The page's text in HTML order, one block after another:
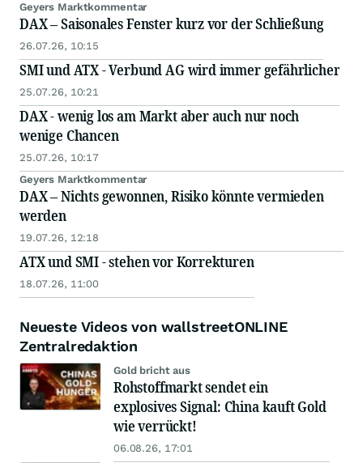
Geyers Marktkommentar
DAX – Saisonales Fenster kurz vor der Schließung
26.07.26, 10:15
SMI und ATX - Verbund AG wird immer gefährlicher
25.07.26, 10:21
DAX - wenig los am Markt aber auch nur noch
wenige Chancen
25.07.26, 10:17
Geyers Marktkommentar
DAX – Nichts gewonnen, Risiko könnte vermieden
werden
19.07.26, 12:18
ATX und SMI - stehen vor Korrekturen
18.07.26, 11:00
Neueste Videos von wallstreetONLINE
Zentralredaktion
Gold bricht aus
Rohstoffmarkt sendet ein
explosives Signal: China kauft Gold
wie verrückt!
06.08.26, 17:01